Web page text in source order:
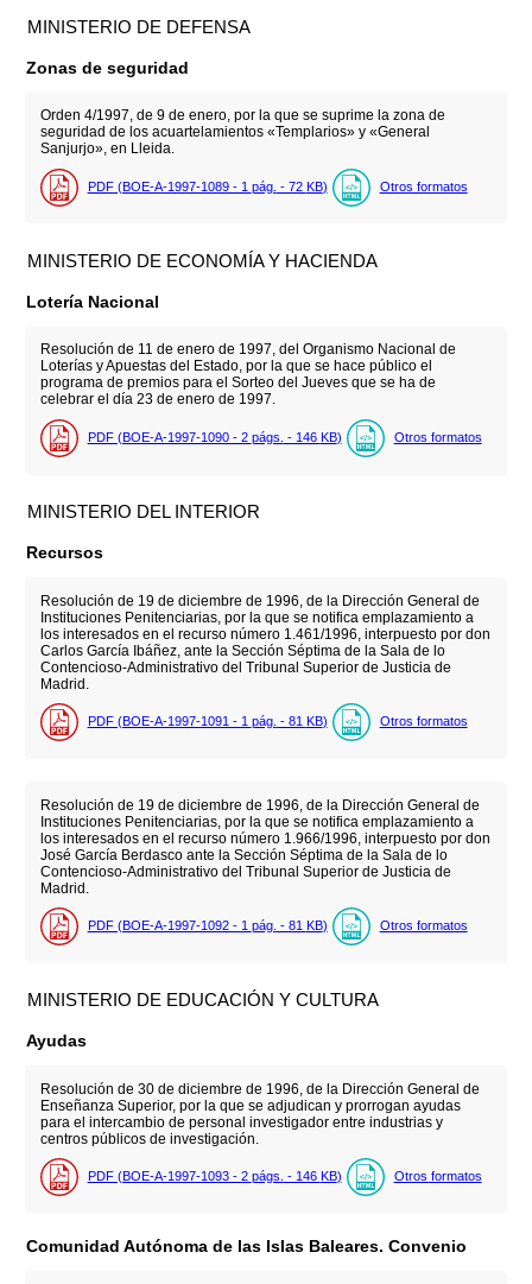
MINISTERIO DE DEFENSA
Zonas de seguridad
Orden 4/1997, de 9 de enero, por la que se suprime la zona de
seguridad de los acuartelamientos «Templarios» y «General
Sanjurjo», en Lleida.
PDF (BOE-A-1997-1089 - 1 pág. - 72 KB) Otros formatos
MINISTERIO DE ECONOMÍA Y HACIENDA
Lotería Nacional
Resolución de 11 de enero de 1997, del Organismo Nacional de
Loterías y Apuestas del Estado, por la que se hace público el
programa de premios para el Sorteo del Jueves que se ha de
celebrar el día 23 de enero de 1997.
PDF (BOE-A-1997-1090 - 2 págs. - 146 KB) Otros formatos
MINISTERIO DEL INTERIOR
Recursos
Resolución de 19 de diciembre de 1996, de la Dirección General de
Instituciones Penitenciarias, por la que se notifica emplazamiento a
los interesados en el recurso número 1.461/1996, interpuesto por don
Carlos García Ibáñez, ante la Sección Séptima de la Sala de lo
Contencioso-Administrativo del Tribunal Superior de Justicia de
Madrid.
PDF (BOE-A-1997-1091 - 1 pág. - 81 KB) Otros formatos
Resolución de 19 de diciembre de 1996, de la Dirección General de
Instituciones Penitenciarias, por la que se notifica emplazamiento a
los interesados en el recurso número 1.966/1996, interpuesto por don
José García Berdasco ante la Sección Séptima de la Sala de lo
Contencioso-Administrativo del Tribunal Superior de Justicia de
Madrid.
PDF (BOE-A-1997-1092 - 1 pág. - 81 KB) Otros formatos
MINISTERIO DE EDUCACIÓN Y CULTURA
Ayudas
Resolución de 30 de diciembre de 1996, de la Dirección General de
Enseñanza Superior, por la que se adjudican y prorrogan ayudas
para el intercambio de personal investigador entre industrias y
centros públicos de investigación.
PDF (BOE-A-1997-1093 - 2 págs. - 146 KB) Otros formatos
Comunidad Autónoma de las Islas Baleares. Convenio